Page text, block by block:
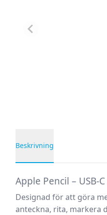
Beskrivning
Apple Pencil – USB-
Designad för att göra
anteckna, rita, markera